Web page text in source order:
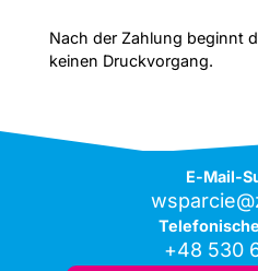
Nach der Zahlung beginnt
keinen Druckvorgang.
E-Mail-
+48 530